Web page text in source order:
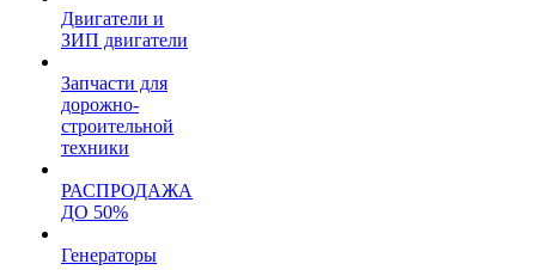
Двигатели и
ЗИП двигатели
Запчасти для
дорожно-
строительной
техники
РАСПРОДАЖА
ДО 50%
Генераторы